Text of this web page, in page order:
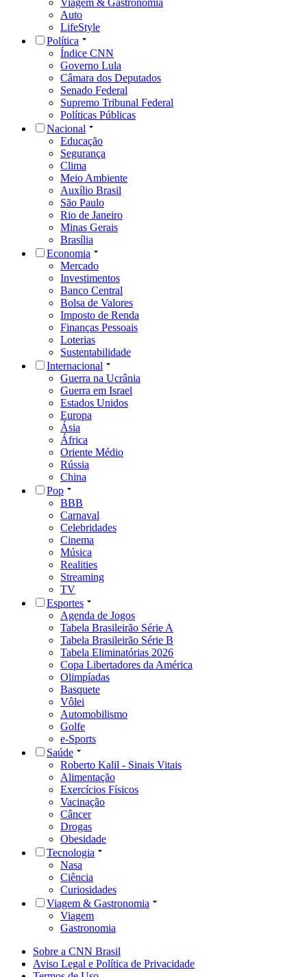
Auto
LifeStyle
Política
Índice CNN
Governo Lula
Câmara dos Deputados
Senado Federal
Supremo Tribunal Federal
Políticas Públicas
Nacional
Educação
Segurança
Clima
Meio Ambiente
Auxílio Brasil
São Paulo
Rio de Janeiro
Minas Gerais
Brasília
Economia
Mercado
Investimentos
Banco Central
Bolsa de Valores
Imposto de Renda
Finanças Pessoais
Loterias
Sustentabilidade
Internacional
Guerra na Ucrânia
Guerra em Israel
Estados Unidos
Europa
Ásia
África
Oriente Médio
Rússia
China
Pop
BBB
Carnaval
Celebridades
Cinema
Música
Realities
Streaming
TV
Esportes
Agenda de Jogos
Tabela Brasileirão Série A
Tabela Brasileirão Série B
Tabela Eliminatórias 2026
Copa Libertadores da América
Olimpíadas
Basquete
Vôlei
Automobilismo
Golfe
e-Sports
Saúde
Roberto Kalil - Sinais Vitais
Alimentação
Exercícios Físicos
Vacinação
Câncer
Drogas
Obesidade
Tecnologia
Nasa
Ciência
Curiosidades
Viagem & Gastronomia
Viagem
Gastronomia
Sobre a CNN Brasil
Aviso Legal e Política de Privacidade